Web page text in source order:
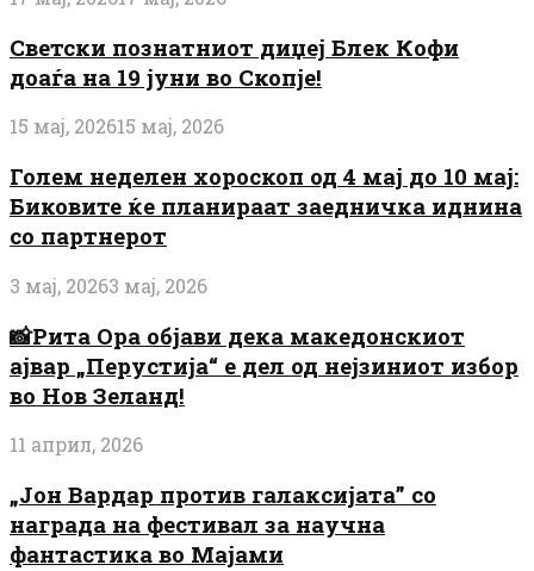
Светски познатниот диџеј Блек Кофи
доаѓа на 19 јуни во Скопје!
15 мај, 202615 мај, 2026
Голем неделен хороскоп од 4 мај до 10 мај:
Биковите ќе планираат заедничка иднина
со партнерот
3 мај, 20263 мај, 2026
📸Рита Ора објави дека македонскиот
ајвар „Перустија“ е дел од нејзиниот избор
во Нов Зеланд!
11 април, 2026
„Јон Вардар против галаксијата” со
награда на фестивал за научна
фантастика во Мајами